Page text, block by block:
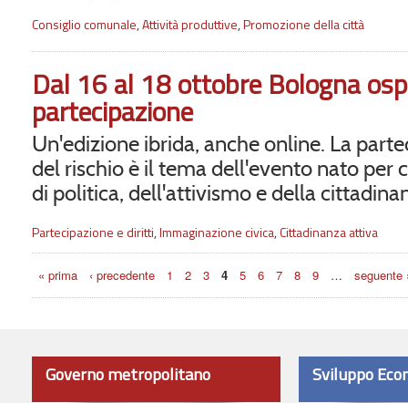
Consiglio comunale,Attività produttive,Promozione della città
Dal 16 al 18 ottobre Bologna
partecipazione
Un'edizione ibrida, anche online. La
del rischio è il tema dell'evento nato per
di politica, dell'attivismo e della
Partecipazione e diritti,Immaginazione civica,Cittadinanza attiva
Pagine
« prima ‹ precedente 1 2 3 4 5 6 7 8 9 … seguente
Governo metropolitano Sviluppo